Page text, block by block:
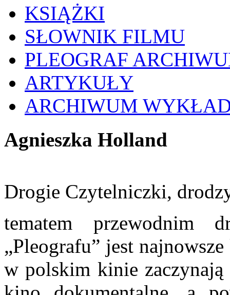
KSIĄŻKI
SŁOWNIK FILMU
PLEOGRAF
ARTYKUŁY
ARCHIWUM
Agnieszka Holland
Drogie Czytelniczki,
tematem przewodnim
„Pleografu” jest
w polskim kinie zaczynają